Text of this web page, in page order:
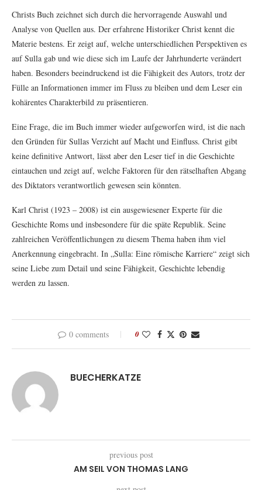
Christs Buch zeichnet sich durch die hervorragende Auswahl und
Analyse von Quellen aus. Der erfahrene Historiker Christ kennt die
Materie bestens. Er zeigt auf, welche unterschiedlichen Perspektiven es
auf Sulla gab und wie diese sich im Laufe der Jahrhunderte verändert
haben. Besonders beeindruckend ist die Fähigkeit des Autors, trotz der
Fülle an Informationen immer im Fluss zu bleiben und dem Leser ein
kohärentes Charakterbild zu präsentieren.
Eine Frage, die im Buch immer wieder aufgeworfen wird, ist die nach
den Gründen für Sullas Verzicht auf Macht und Einfluss. Christ gibt
keine definitive Antwort, lässt aber den Leser tief in die Geschichte
eintauchen und zeigt auf, welche Faktoren für den rätselhaften Abgang
des Diktators verantwortlich gewesen sein könnten.
Karl Christ (1923 – 2008) ist ein ausgewiesener Experte für die
Geschichte Roms und insbesondere für die späte Republik. Seine
zahlreichen Veröffentlichungen zu diesem Thema haben ihm viel
Anerkennung eingebracht. In „Sulla: Eine römische Karriere“ zeigt sich
seine Liebe zum Detail und seine Fähigkeit, Geschichte lebendig
werden zu lassen.
0 comments 0
BUECHERKATZE
previous post
AM SEIL VON THOMAS LANG